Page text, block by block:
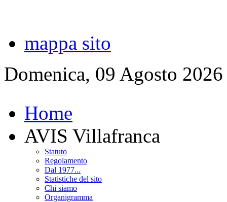
mappa sito
Domenica, 09 Agosto 2026
Home
AVIS Villafranca
Statuto
Regolamento
Dal 1977...
Statistiche del sito
Chi siamo
Organigramma